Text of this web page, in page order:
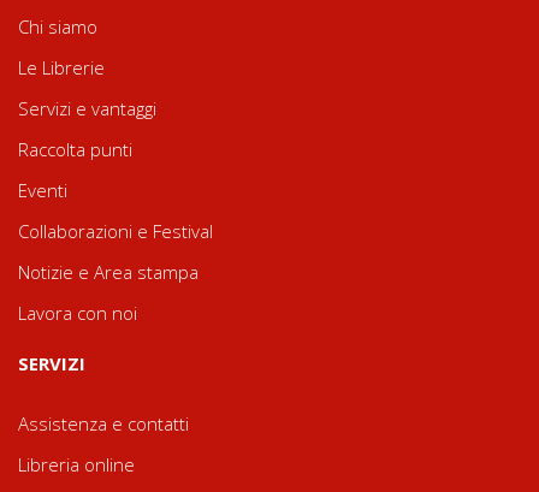
Chi siamo
Le Librerie
Servizi e vantaggi
Raccolta punti
Eventi
Collaborazioni e Festival
Notizie e Area stampa
Lavora con noi
SERVIZI
Assistenza e contatti
Libreria online